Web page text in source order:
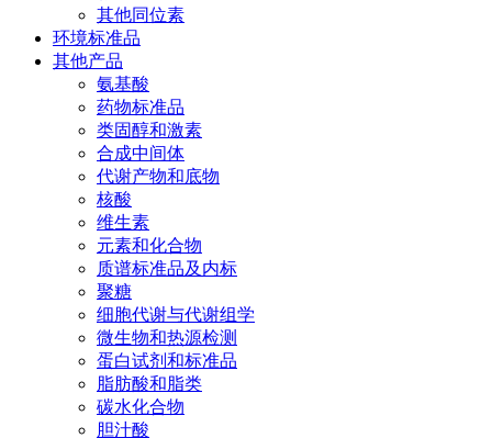
其他同位素
环境标准品
其他产品
氨基酸
药物标准品
类固醇和激素
合成中间体
代谢产物和底物
核酸
维生素
元素和化合物
质谱标准品及内标
聚糖
细胞代谢与代谢组学
微生物和热源检测
蛋白试剂和标准品
脂肪酸和脂类
碳水化合物
胆汁酸